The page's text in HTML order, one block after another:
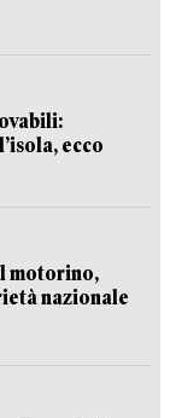
ecco
motorino,
nazionale